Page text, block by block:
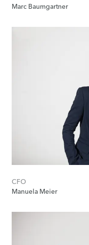
Marc Baumgartner
CFO
Manuela Meier